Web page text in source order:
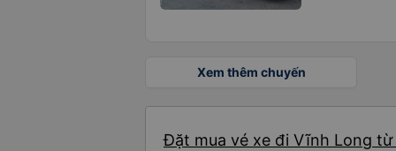
Xem thêm chuyến
Đặt mua vé xe đi Vĩnh Long